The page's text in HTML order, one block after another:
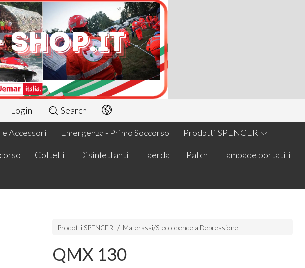
Login Search
Accessori Emergenza - Primo Soccorso Prodotti SPENCER
Coltelli Disinfettanti Laerdal Patch Lampade portatili
Prodotti SPENCER Materassi/Steccobende a Depressione
QMX 130